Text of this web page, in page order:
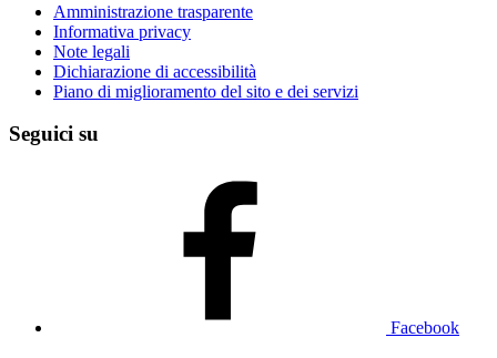
Amministrazione trasparente
Informativa privacy
Note legali
Dichiarazione di accessibilità
Piano di miglioramento del sito e dei servizi
Seguici su
Facebook